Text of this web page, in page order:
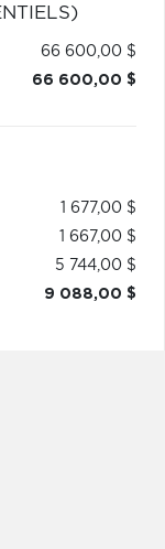
66 600,00 $
66 600,00 $
1 677,00 $
1 667,00 $
5 744,00 $
9 088,00 $